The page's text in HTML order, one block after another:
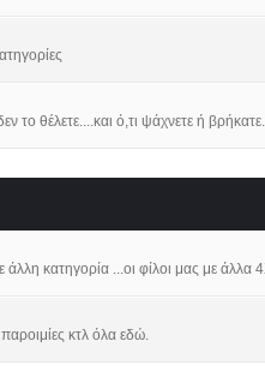
το θέλετε....και ό,τι ψάχνετε ή
κατηγορία ...οι φίλοι μας με άλλα
κτλ όλα εδώ.